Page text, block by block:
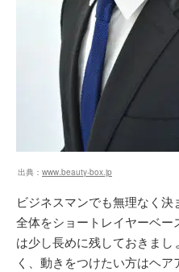
出典： www.beauty-box.jp
ビジネスマンでも無理なく決
全体をショートレイヤーベ
は少し長めに残しておきま
く、動きをつけたい方はヘ